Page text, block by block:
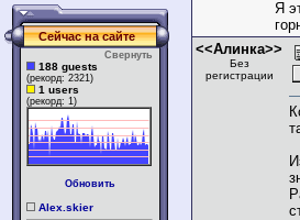
Сейчас на сайте
Свернуть
188 guests
(рекорд: 2321)
1 users
(рекорд: 1)
Обновить
Alex.skier
Я
<<Алинка>>
Без
регистрации